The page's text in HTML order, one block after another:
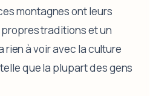
montagnes ont leurs
traditions et un
rien à voir avec la culture
que la plupart des gens